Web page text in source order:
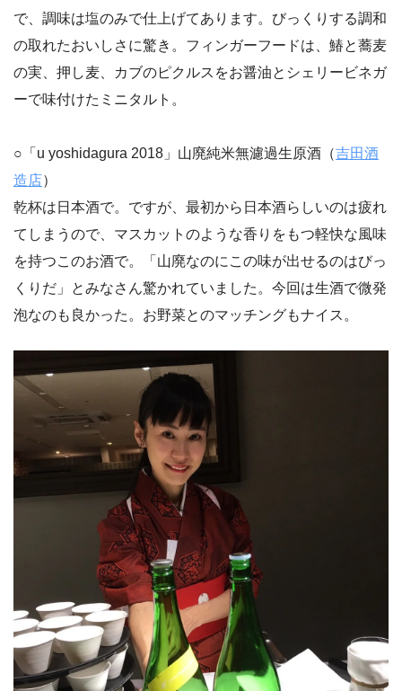
で、調味は塩のみで仕上げてあります。びっくりする調和
の取れたおいしさに驚き。フィンガーフードは、鰆と蕎麦
の実、押し麦、カブのピクルスをお醤油とシェリービネガ
ーで味付けたミニタルト。
○「u yoshidagura 2018」山廃純米無濾過生原酒（吉田酒
造店）
乾杯は日本酒で。ですが、最初から日本酒らしいのは疲れ
てしまうので、マスカットのような香りをもつ軽快な風味
を持つこのお酒で。「山廃なのにこの味が出せるのはびっ
くりだ」とみなさん驚かれていました。今回は生酒で微発
泡なのも良かった。お野菜とのマッチングもナイス。